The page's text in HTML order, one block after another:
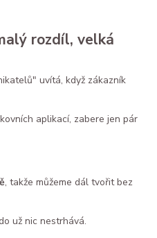
rozdíl, velká
uvítá, když zákazník
aplikací, zabere jen pár
, takže můžeme dál tvořit bez
už nic nestrhává.